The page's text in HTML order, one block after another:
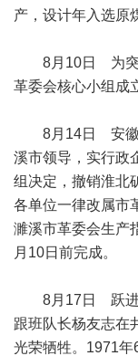
产，设计年入选原
8月10日 为突击
革委会核心小组成
8月14日 安徽省
溪市领导，实行政
组决定，撤销淮北
各单位一律改属市
濉溪市革委会生产
月10日前完成。
8月17日 跃进三
跟班队长杨友志在
光荣牺牲。1971年